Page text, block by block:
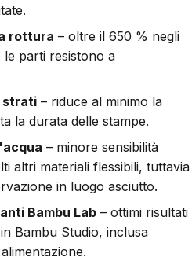
rottura – oltre il 650 % negli
le parti resistono a
strati – riduce al minimo la
la durata delle stampe.
– minore sensibilità
altri materiali flessibili, tuttavia
in luogo asciutto.
Bambu Lab – ottimi risultati
Bambu Studio, inclusa